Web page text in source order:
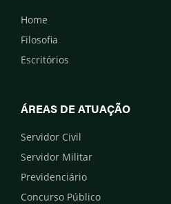
Home
Filosofia
Escritórios
ÁREAS DE ATUAÇÃO
Servidor Civil
Servidor Militar
Previdenciário
Concurso Público